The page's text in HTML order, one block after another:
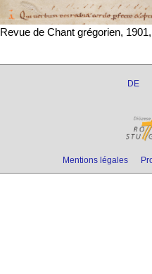
Revue de Chant grégorien,
DE
Mentions légales